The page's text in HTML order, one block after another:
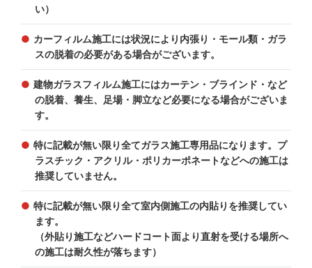
い）
カーフィルム施工には状況により内張り・モール類・ガラ
スの脱着の必要がある場合がございます。
建物ガラスフィルム施工にはカーテン・ブラインド・など
の脱着、養生、足場・脚立など必要になる場合がございま
す。
特に記載が無い限り全てガラス施工専用品になります。プ
ラスチック・アクリル・ポリカーポネートなどへの施工は
推奨していません。
特に記載が無い限り全て室内側施工の内貼りを推奨してい
ます。
（外貼り施工などハードコート面より直射を受ける場所へ
の施工は耐久性が落ちます）